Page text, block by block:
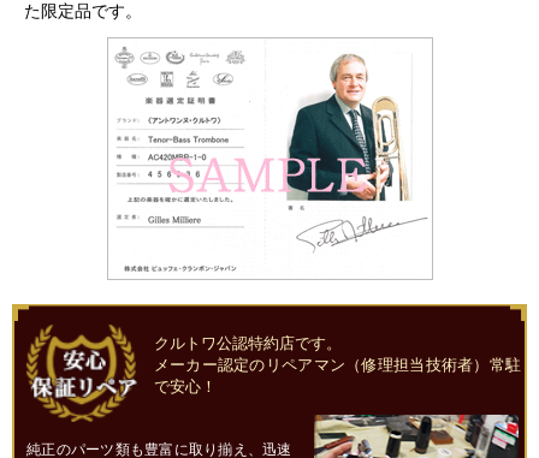
た限定品です。
クルトワ公認特約店です。
メーカー認定のリペアマン（修理担当技術者）常駐
で安心！
純正のパーツ類も豊富に取り揃え、迅速